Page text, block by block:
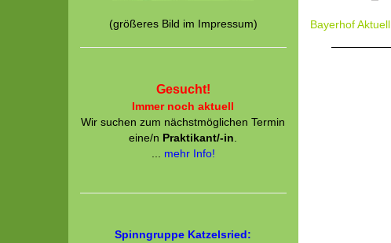
Bayerhof Aktuell
(größeres Bild im Impressum)
Gesucht!
Immer noch aktuell
Wir suchen zum nächstmöglichen Termin
eine/n Praktikant/-in
mehr Info!
Spinngruppe Katzelsried: